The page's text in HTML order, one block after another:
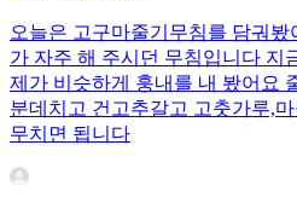
오늘은 고구마줄기무침를 담궈
가 자주 해 주시던 무침입니다 지
제가 비슷하게 훙내를 내 봤어요
분데치고 건고추갈고 고춧가루,
무치면 됩니다